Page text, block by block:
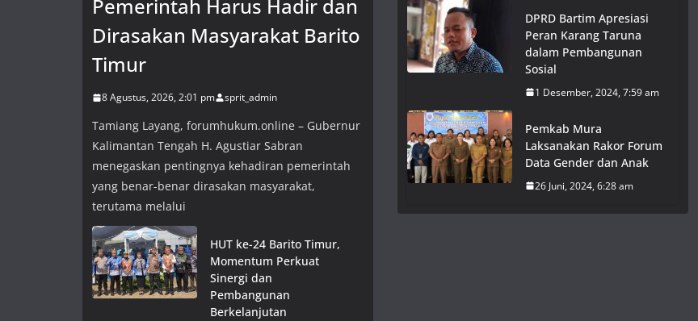
Pemerintah Harus Hadir dan
Dirasakan Masyarakat Barito
Timur
8 Agustus, 2026, 2:01 pm sprit_admin
Tamiang Layang, forumhukum.online – Gubernur
Kalimantan Tengah H. Agustiar Sabran
menegaskan pentingnya kehadiran pemerintah
yang benar-benar dirasakan masyarakat,
terutama melalui
HUT ke-24 Barito Timur,
Momentum Perkuat
Sinergi dan
Pembangunan
Berkelanjutan
DPRD Bartim Apresiasi
Peran Karang Taruna
dalam Pembangunan
Sosial
1 Desember, 2024, 7:59 am
Pemkab Mura
Laksanakan Rakor Forum
Data Gender dan Anak
26 Juni, 2024, 6:28 am